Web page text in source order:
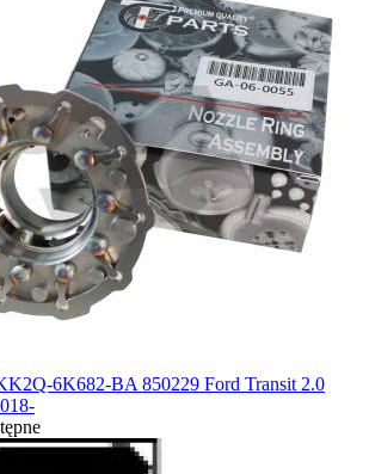
6K682-BA 850229 Ford Transit 2.0